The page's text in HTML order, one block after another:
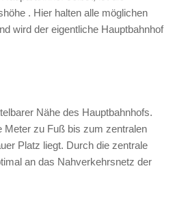
. Hier halten alle möglichen
wird der eigentliche Hauptbahnhof
Nähe des Hauptbahnhofs.
Meter zu Fuß bis zum zentralen
Platz liegt. Durch die zentrale
an das Nahverkehrsnetz der